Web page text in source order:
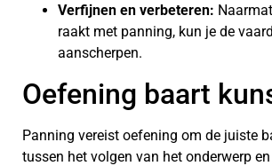
Verfijnen en verbeteren:
raakt met panning, kun je de
aanscherpen.
Oefening baart
Panning vereist oefening om de juiste
tussen het volgen van het onderwerp